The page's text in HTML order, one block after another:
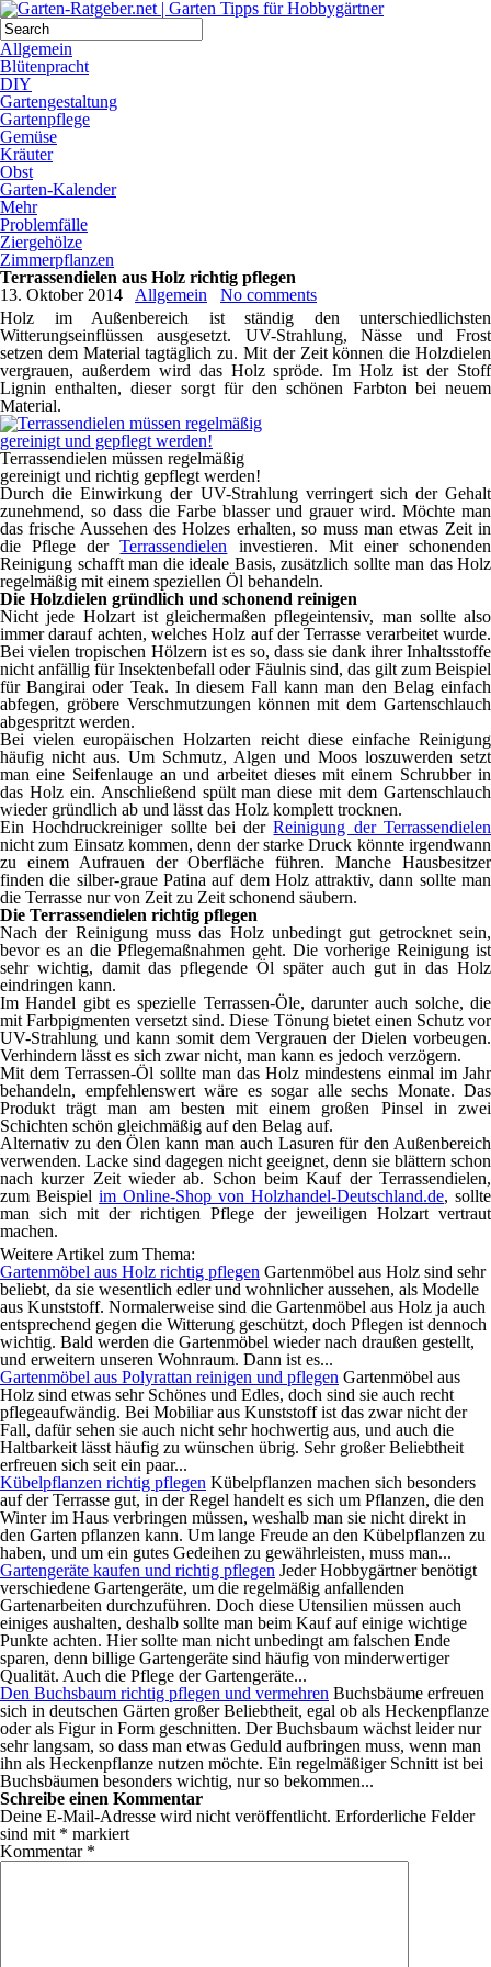
Allgemein
Blütenpracht
DIY
Gartengestaltung
Gartenpflege
Gemüse
Kräuter
Obst
Garten-Kalender
Mehr
Problemfälle
Ziergehölze
Zimmerpflanzen
Terrassendielen aus Holz richtig pflegen
13. Oktober 2014
Allgemein
No comments
Holz im Außenbereich ist ständig den unterschiedlichsten
Witterungseinflüssen ausgesetzt. UV-Strahlung, Nässe und Frost
setzen dem Material tagtäglich zu. Mit der Zeit können die Holzdielen
vergrauen, außerdem wird das Holz spröde. Im Holz ist der Stoff
Lignin enthalten, dieser sorgt für den schönen Farbton bei neuem
Material.
Terrassendielen müssen regelmäßig
gereinigt und richtig gepflegt werden!
Durch die Einwirkung der UV-Strahlung verringert sich der Gehalt
zunehmend, so dass die Farbe blasser und grauer wird. Möchte man
das frische Aussehen des Holzes erhalten, so muss man etwas Zeit in
die Pflege derTerrassendielen investieren. Mit einer schonenden
Reinigung schafft man die ideale Basis, zusätzlich sollte man das Holz
regelmäßig mit einem speziellen Öl behandeln.
Die Holzdielen gründlich und schonend reinigen
Nicht jede Holzart ist gleichermaßen pflegeintensiv, man sollte also
immer darauf achten, welches Holz auf der Terrasse verarbeitet wurde.
Bei vielen tropischen Hölzern ist es so, dass sie dank ihrer Inhaltsstoffe
nicht anfällig für Insektenbefall oder Fäulnis sind, das gilt zum Beispiel
für Bangirai oder Teak. In diesem Fall kann man den Belag einfach
abfegen, gröbere Verschmutzungen können mit dem Gartenschlauch
abgespritzt werden.
Bei vielen europäischen Holzarten reicht diese einfache Reinigung
häufig nicht aus. Um Schmutz, Algen und Moos loszuwerden setzt
man eine Seifenlauge an und arbeitet dieses mit einem Schrubber in
das Holz ein. Anschließend spült man diese mit dem Gartenschlauch
wieder gründlich ab und lässt das Holz komplett trocknen.
Ein Hochdruckreiniger sollte bei derReinigung der Terrassendielen
nicht zum Einsatz kommen, denn der starke Druck könnte irgendwann
zu einem Aufrauen der Oberfläche führen. Manche Hausbesitzer
finden die silber-graue Patina auf dem Holz attraktiv, dann sollte man
die Terrasse nur von Zeit zu Zeit schonend säubern.
Die Terrassendielen richtig pflegen
Nach der Reinigung muss das Holz unbedingt gut getrocknet sein,
bevor es an die Pflegemaßnahmen geht. Die vorherige Reinigung ist
sehr wichtig, damit das pflegende Öl später auch gut in das Holz
eindringen kann.
Im Handel gibt es spezielle Terrassen-Öle, darunter auch solche, die
mit Farbpigmenten versetzt sind. Diese Tönung bietet einen Schutz vor
UV-Strahlung und kann somit dem Vergrauen der Dielen vorbeugen.
Verhindern lässt es sich zwar nicht, man kann es jedoch verzögern.
Mit dem Terrassen-Öl sollte man das Holz mindestens einmal im Jahr
behandeln, empfehlenswert wäre es sogar alle sechs Monate. Das
Produkt trägt man am besten mit einem großen Pinsel in zwei
Schichten schön gleichmäßig auf den Belag auf.
Alternativ zu den Ölen kann man auch Lasuren für den Außenbereich
verwenden. Lacke sind dagegen nicht geeignet, denn sie blättern schon
nach kurzer Zeit wieder ab. Schon beim Kauf der Terrassendielen,
zum Beispiel im Online-Shop von Holzhandel-Deutschland.de, sollte
man sich mit der richtigen Pflege der jeweiligen Holzart vertraut
machen.
Weitere Artikel zum Thema:
Gartenmöbel aus Holz richtig pflegen Gartenmöbel aus Holz sind sehr
beliebt, da sie wesentlich edler und wohnlicher aussehen, als Modelle
aus Kunststoff. Normalerweise sind die Gartenmöbel aus Holz ja auch
entsprechend gegen die Witterung geschützt, doch Pflegen ist dennoch
wichtig. Bald werden die Gartenmöbel wieder nach draußen gestellt,
und erweitern unseren Wohnraum. Dann ist es...
Gartenmöbel aus Polyrattan reinigen und pflegen Gartenmöbel aus
Holz sind etwas sehr Schönes und Edles, doch sind sie auch recht
pflegeaufwändig. Bei Mobiliar aus Kunststoff ist das zwar nicht der
Fall, dafür sehen sie auch nicht sehr hochwertig aus, und auch die
Haltbarkeit lässt häufig zu wünschen übrig. Sehr großer Beliebtheit
erfreuen sich seit ein paar...
Kübelpflanzen richtig pflegen Kübelpflanzen machen sich besonders
auf der Terrasse gut, in der Regel handelt es sich um Pflanzen, die den
Winter im Haus verbringen müssen, weshalb man sie nicht direkt in
den Garten pflanzen kann. Um lange Freude an den Kübelpflanzen zu
haben, und um ein gutes Gedeihen zu gewährleisten, muss man...
Gartengeräte kaufen und richtig pflegen Jeder Hobbygärtner benötigt
verschiedene Gartengeräte, um die regelmäßig anfallenden
Gartenarbeiten durchzuführen. Doch diese Utensilien müssen auch
einiges aushalten, deshalb sollte man beim Kauf auf einige wichtige
Punkte achten. Hier sollte man nicht unbedingt am falschen Ende
sparen, denn billige Gartengeräte sind häufig von minderwertiger
Qualität. Auch die Pflege der Gartengeräte...
Den Buchsbaum richtig pflegen und vermehren Buchsbäume erfreuen
sich in deutschen Gärten großer Beliebtheit, egal ob als Heckenpflanze
oder als Figur in Form geschnitten. Der Buchsbaum wächst leider nur
sehr langsam, so dass man etwas Geduld aufbringen muss, wenn man
ihn als Heckenpflanze nutzen möchte. Ein regelmäßiger Schnitt ist bei
Buchsbäumen besonders wichtig, nur so bekommen...
Schreibe einen Kommentar
Deine E-Mail-Adresse wird nicht veröffentlicht. Erforderliche Felder
sind mit * markiert
Kommentar *